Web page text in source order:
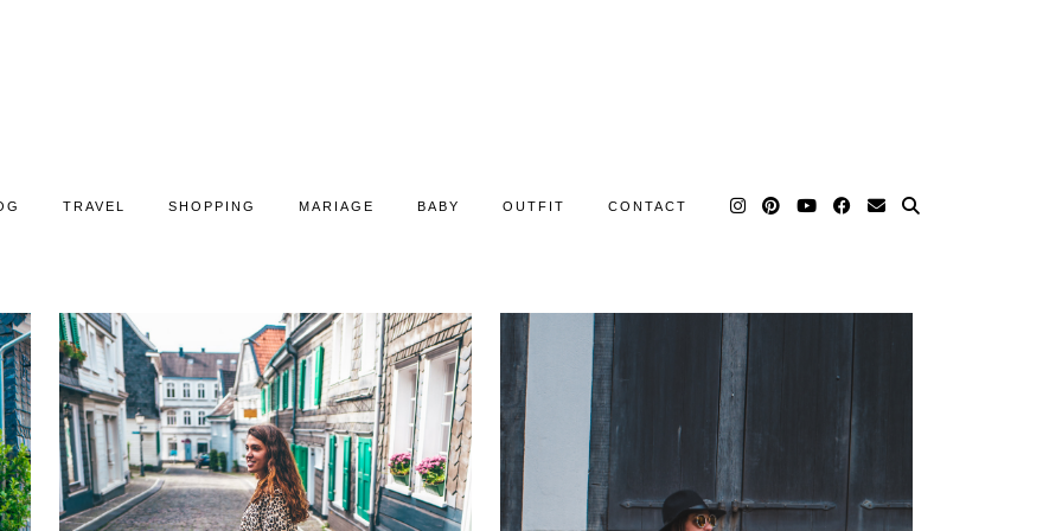
TRAVEL SHOPPING MARIAGE BABY OUTFIT CONTACT